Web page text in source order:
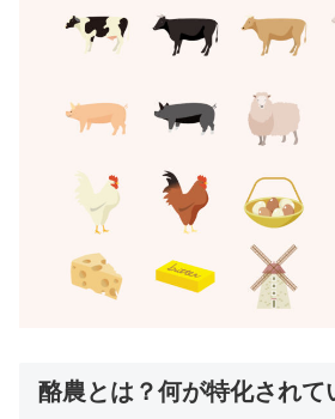
酪農とは？何が特化されて